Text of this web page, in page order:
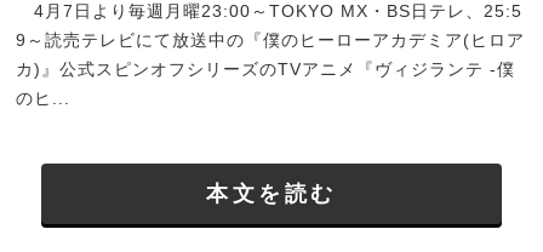
4月7日より毎週月曜23:00～TOKYO MX・BS日テレ、25:5
9～読売テレビにて放送中の『僕のヒーローアカデミア(ヒロア
カ)』公式スピンオフシリーズのTVアニメ『ヴィジランテ -僕
のヒ...
本文を読む